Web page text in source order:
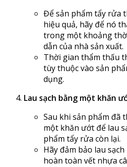
Để sản phẩm tẩy rửa
hiệu quả, hãy để nó
trong một khoảng
dẫn của nhà sản xuất.
Thời gian thẩm thấu
tùy thuộc vào sản
dụng.
Lau sạch bằng một khăn
Sau khi sản phẩm đã
một khăn ướt để lau
phẩm tẩy rửa còn lại.
Hãy đảm bảo lau
hoàn toàn vết nhựa